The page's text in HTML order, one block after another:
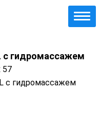
с гидромассажем
57